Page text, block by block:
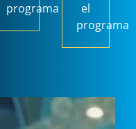
programa
el
programa